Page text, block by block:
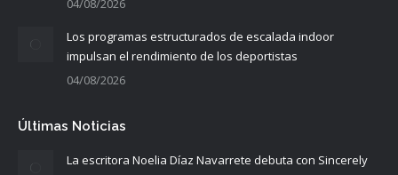
04/08/2026
Los programas estructurados de escalada indoor
impulsan el rendimiento de los deportistas
04/08/2026
Últimas Noticias
La escritora Noelia Díaz Navarrete debuta con Sincerely